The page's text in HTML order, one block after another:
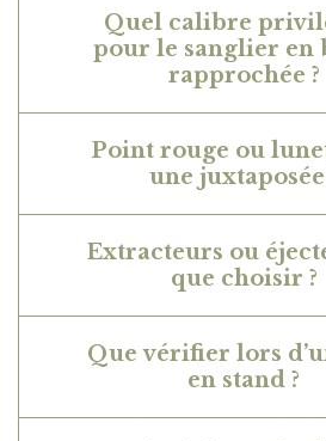
Quel calibre
pour le sanglier en
rapprochée ?
Point rouge ou
une juxtaposée
Extracteurs ou
que choisir ?
Que vérifier lors
en stand ?